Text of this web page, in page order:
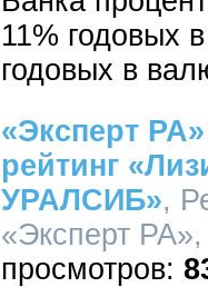
11% годовых
годовых в
«Эксперт
рейтинг
УРАЛСИБ»,
«Эксперт